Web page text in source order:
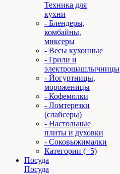
Техника для
кухни
- Блендеры,
комбайны,
миксеры
- Весы кухонные
- Грили и
электрошашлычницы
- Йогуртницы,
мороженицы
- Кофемолки
- Ломтерезки
(слайсеры)
- Настольные
плиты и духовки
- Соковыжималки
Категории (+5)
Посуда
Посуда